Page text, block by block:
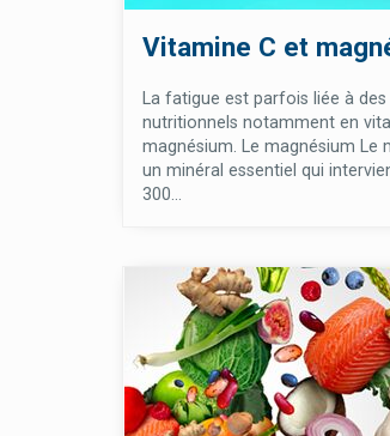
Vitamine C et
La fatigue est parfois liée à
nutritionnels notamment en
magnésium. Le magnésium Le
un minéral essentiel qui
300...